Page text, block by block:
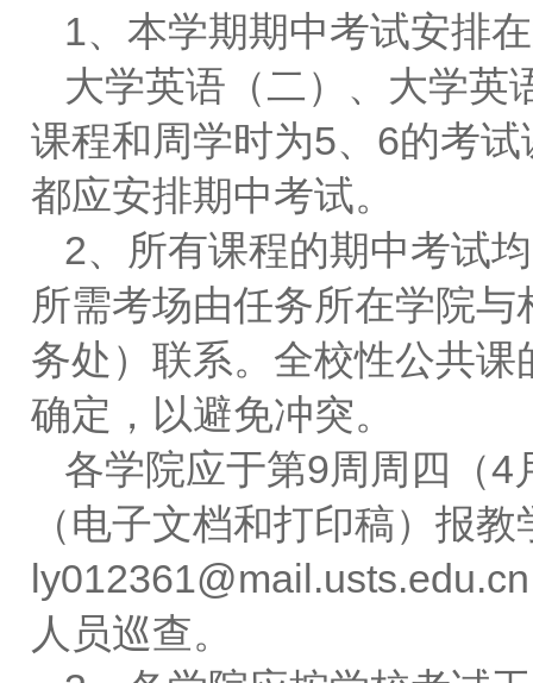
1、本学期期中考试安排
大学英语（二）、大学英
课程和周学时为5、6的考
都应安排期中考试。
2、所有课程的期中考试
所需考场由任务所在学院
务处）联系。全校性公共
确定，以避免冲突。
各学院应于第9周周四（
（电子文档和打印稿）报
人员巡查。